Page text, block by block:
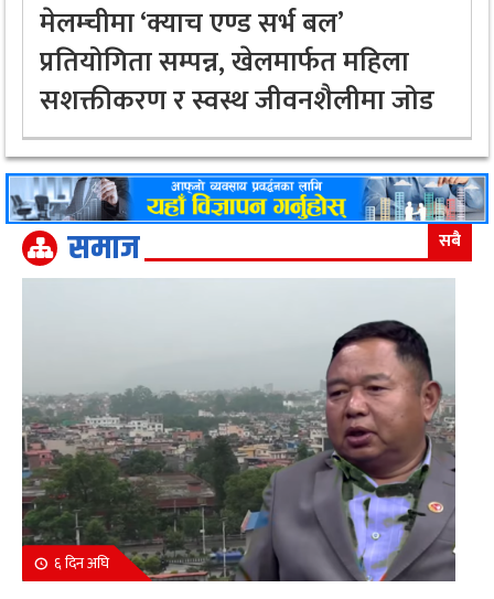
मेलम्चीमा ‘क्याच एण्ड सर्भ बल’
प्रतियोगिता सम्पन्न, खेलमार्फत महिला
सशक्तीकरण र स्वस्थ जीवनशैलीमा जोड
समाज सबै
६ दिन अघि